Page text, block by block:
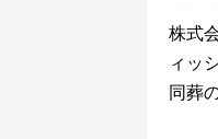
株式
ィッ
同葬